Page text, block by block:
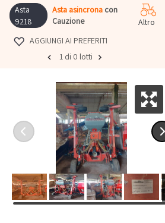
Asta
9218
Asta asincrona con
Cauzione
Altro
AGGIUNGI AI PREFERITI
1 di 0 lotti